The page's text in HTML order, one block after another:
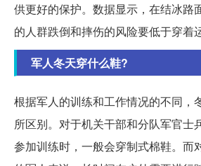
供更好的保护。数据显示，在结冰路
的人群跌倒和摔伤的风险要低于穿着
军人冬天穿什么鞋?
根据军人的训练和工作情况的不同，
所区别。对于机关干部和分队军官士
参加训练时，一般会穿制式棉鞋。而